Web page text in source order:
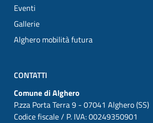
Eventi
Gallerie
Alghero mobilità futura
CONTATTI
Comune di Alghero
P.zza Porta Terra 9 - 07041 Alghero (SS)
Codice fiscale / P. IVA: 00249350901